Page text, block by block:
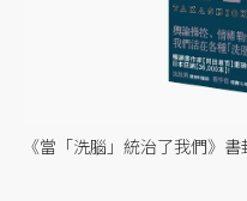
《當「洗腦」統治了我們》